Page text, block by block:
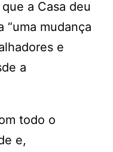
a Casa deu
“uma mudança
e
a
todo o
e,